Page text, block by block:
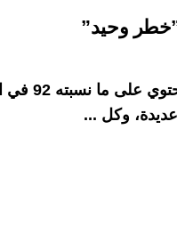
أصوات نيوز/ رغم أن
وكل ...